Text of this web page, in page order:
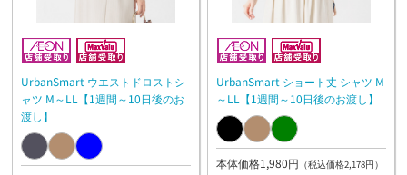
UrbanSmart ウエストドロストシ
ャツ M～LL【1週間～10日後のお
渡し】
UrbanSmart ショート丈 シャツ M
～LL【1週間～10日後のお渡し】
本体価格1,980円 （税込価格2,178円）